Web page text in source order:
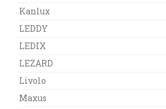
Kanlux
LEDDY
LEDIX
LEZARD
Livolo
Maxus